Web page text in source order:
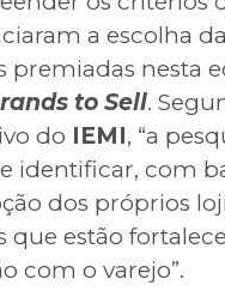
a escolha
premiadas nesta
to Sell.
do IEMI, “a
identificar, com
dos próprios
que estão
com o varejo”.